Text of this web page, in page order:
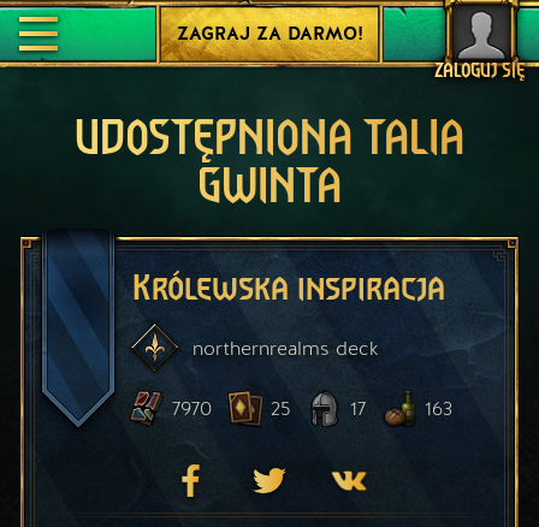
ZALOGUJ SIĘ
ZAGRAJ ZA DARMO!
UDOSTĘPNIONA TALIA
GWINTA
Królewska inspiracja
northernrealmsdeck
7970 25 17 163